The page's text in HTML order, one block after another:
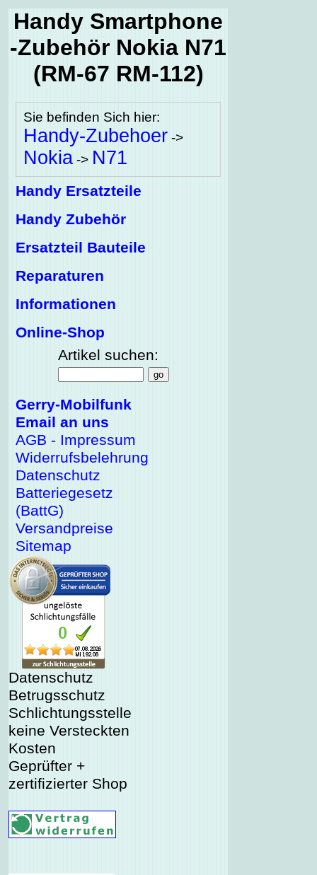
Handy Smartphone
-Zubehör Nokia N71
(RM-67 RM-112)
Sie befinden Sich hier:
Handy-Zubehoer ->
Nokia -> N71
Handy Ersatzteile
Handy Zubehör
Ersatzteil Bauteile
Reparaturen
Informationen
Online-Shop
Artikel suchen:
Gerry-Mobilfunk
Email an uns
AGB - Impressum
Widerrufsbelehrung
Datenschutz
Batteriegesetz
(BattG)
Versandpreise
Sitemap
Datenschutz
Betrugsschutz
Schlichtungsstelle
keine Versteckten
Kosten
Geprüfter +
zertifizierter Shop